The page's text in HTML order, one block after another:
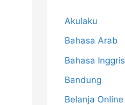
Akulaku
Bahasa Arab
Bahasa Inggris
Bandung
Belanja Online